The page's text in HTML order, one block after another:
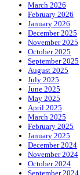
March 2026
February 2026
January 2026
December 2025
November 2025
October 2025
September 2025
August 2025
July 2025
June 2025
May 2025
April 2025
March 2025
February 2025
January 2025
December 2024
November 2024
October 2024
September 2024